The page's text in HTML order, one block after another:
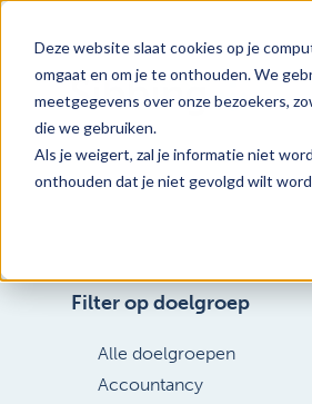
Deze website slaat cookies op je
omgaat en om je te onthouden. We
meetgegevens over onze bezoekers,
die we gebruiken.
Als je weigert, zal je informatie niet
onthouden dat je niet gevolgd wilt
Filter op doelgroep
Alle doelgroepen
Accountancy